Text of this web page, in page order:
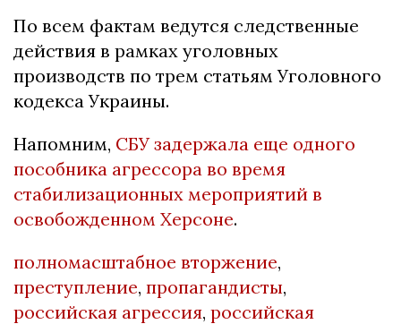
По всем фактам ведутся следственные
действия в рамках уголовных
производств по трем статьям Уголовного
кодекса Украины.
Напомним, СБУ задержала еще одного
пособника агрессора во время
стабилизационных мероприятий в
освобожденном Херсоне.
полномасштабное вторжение,
преступление, пропагандисты,
российская агрессия, российская